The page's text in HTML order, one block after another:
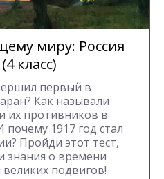
миру: Россия
класс)
первый в
Как называли
их противников в
1917 год стал
Пройди этот тест,
знания о времени
подвигов!